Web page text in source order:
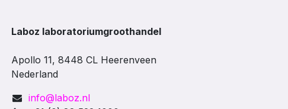
Laboz laboratoriumgroothandel
Apollo 11, 8448 CL Heerenveen
Nederland
info@laboz.nl